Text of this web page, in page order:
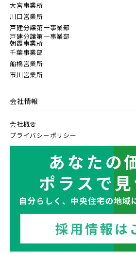
京成成田スカイアクセス線
京成千葉線
西武線
西武池袋線
西武新宿線
ブランドを知
JR常磐線 [各駅停車]
JR常磐線 [快速]
JR中央・総武線 [各駅停車]
JR総武線 [快速]
JR京葉線
JR成田線 [我孫子～成田]
見学OK
【予告広告】リーズン青砥 アイ・ラ
近プロジェクト始動!!◆京成押上線「京
地図内の物件アイコンを
クリックすると
このカコミに
物件概要が表示されます
指定なし
販売開始前の物件
埼玉県川口市 埼玉
大宮事業所
川口営業所
戸建分譲第一事業部
戸建分譲第一事業部
朝霞事業所
千葉事業部
船橋営業所
市川営業所
会社情報
会社概要
プライバシーポリシー